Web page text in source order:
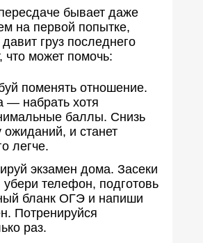
бывает даже
на первой попытке,
груз последнего
что может помочь:
поменять отношение.
— набрать хотя
баллы. Снизь
ожиданий, и станет
легче.
экзамен дома. Засеки
убери телефон, подготовь
бланк ОГЭ и напиши
Потренируйся
раз.